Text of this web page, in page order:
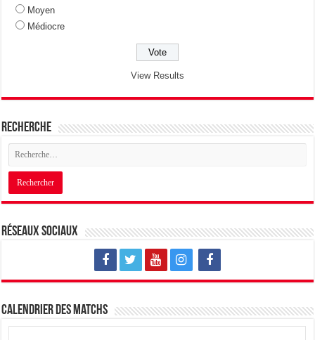
Moyen
Médiocre
View Results
Recherche
Réseaux sociaux
Calendrier des matchs